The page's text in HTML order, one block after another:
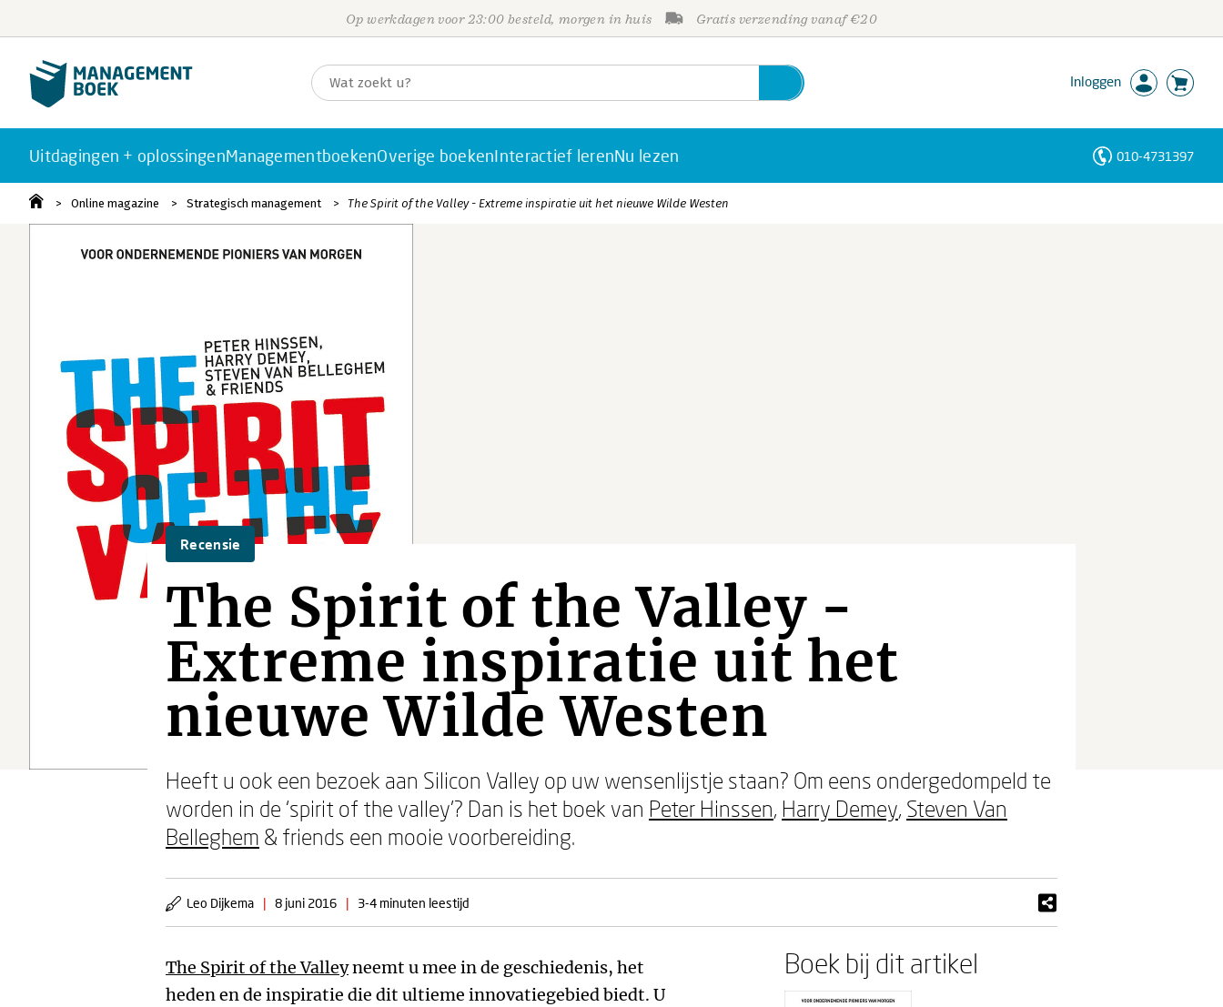
Op werkdagen voor 23:00 besteld, morgen in huis Gratis verzending vanaf €20
Inloggen
Uitdagingen + oplossingenManagementboekenOverige boekenInteractief lerenNu lezen 010-4731397
Online magazine Strategisch management The Spirit of the Valley - Extreme inspiratie uit het nieuwe Wilde Westen
Recensie
The Spirit of the Valley -
Extreme inspiratie uit het
nieuwe Wilde Westen
Heeft u ook een bezoek aan Silicon Valley op uw wensenlijstje staan? Om eens ondergedompeld te
worden in de ‘spirit of the valley’? Dan is het boek van Peter Hinssen, Harry Demey, Steven Van
Belleghem & friends een mooie voorbereiding.
Leo Dijkema | 8 juni 2016 | 3-4 minuten leestijd
The Spirit of the Valleyneemt u mee in de geschiedenis, het
heden en de inspiratie die dit ultieme innovatiegebied biedt. U
Boek bij dit artikel
Personen